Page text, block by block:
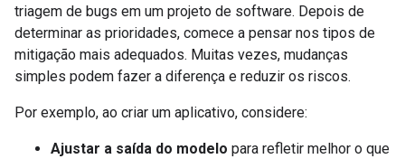
triagem de bugs em um projeto de software. Depois de
determinar as prioridades, comece a pensar nos tipos de
mitigação mais adequados. Muitas vezes, mudanças
simples podem fazer a diferença e reduzir os riscos.
Por exemplo, ao criar um aplicativo, considere:
Ajustar a saída do modelo para refletir melhor o que